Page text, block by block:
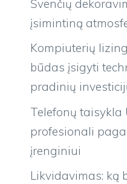
Švenčių
įsimintiną
Kompiuterių
būdas įsigyti
pradinių
Telefonų taisykla
profesionali
įrenginiui
Likvidavimas: ką